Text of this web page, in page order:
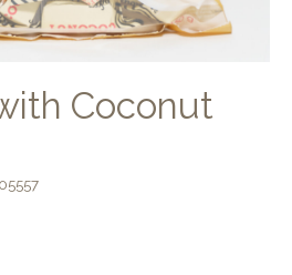
Coconut